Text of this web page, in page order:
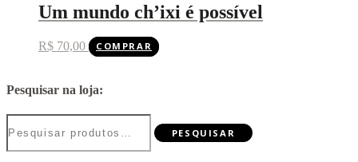
Um mundo ch’ixi é possível
R$ 70,00 COMPRAR
Pesquisar na loja:
Pesquisar
por:
PESQUISAR